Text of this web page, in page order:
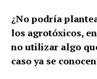
¿No podría
los agrotóxicos,
no utilizar algo
caso ya se